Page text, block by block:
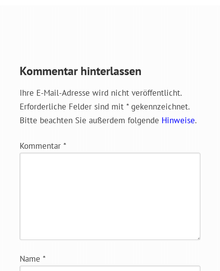
Kommentar hinterlassen
Ihre E-Mail-Adresse wird nicht veröffentlicht.
Erforderliche Felder sind mit * gekennzeichnet.
Bitte beachten Sie außerdem folgende Hinweise.
Kommentar *
Name *